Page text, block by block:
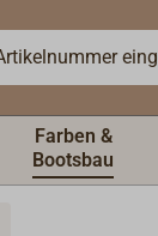
Farben &
Bootsbau